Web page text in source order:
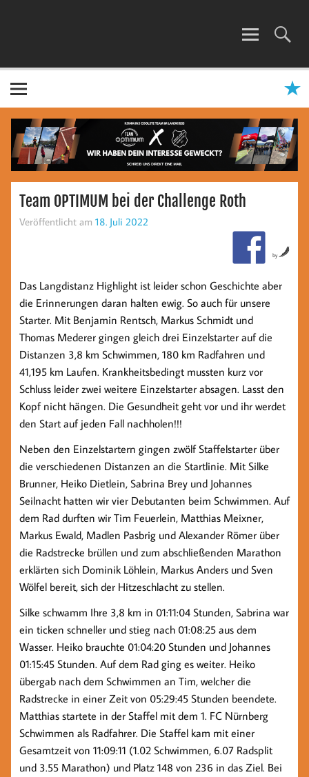
Team OPTIMUM bei der Challenge Roth
Veröffentlicht am 18. Juli 2022
by
Das Langdistanz Highlight ist leider schon Geschichte aber
die Erinnerungen daran halten ewig. So auch für unsere
Starter. Mit Benjamin Rentsch, Markus Schmidt und
Thomas Mederer gingen gleich drei Einzelstarter auf die
Distanzen 3,8 km Schwimmen, 180 km Radfahren und
41,195 km Laufen. Krankheitsbedingt mussten kurz vor
Schluss leider zwei weitere Einzelstarter absagen. Lasst den
Kopf nicht hängen. Die Gesundheit geht vor und ihr werdet
den Start auf jeden Fall nachholen!!!
Neben den Einzelstartern gingen zwölf Staffelstarter über
die verschiedenen Distanzen an die Startlinie. Mit Silke
Brunner, Heiko Dietlein, Sabrina Brey und Johannes
Seilnacht hatten wir vier Debutanten beim Schwimmen. Auf
dem Rad durften wir Tim Feuerlein, Matthias Meixner,
Markus Ewald, Madlen Pasbrig und Alexander Römer über
die Radstrecke brüllen und zum abschließenden Marathon
erklärten sich Dominik Löhlein, Markus Anders und Sven
Wölfel bereit, sich der Hitzeschlacht zu stellen.
Silke schwamm Ihre 3,8 km in 01:11:04 Stunden, Sabrina war
ein ticken schneller und stieg nach 01:08:25 aus dem
Wasser. Heiko brauchte 01:04:20 Stunden und Johannes
01:15:45 Stunden. Auf dem Rad ging es weiter. Heiko
übergab nach dem Schwimmen an Tim, welcher die
Radstrecke in einer Zeit von 05:29:45 Stunden beendete.
Matthias startete in der Staffel mit dem 1. FC Nürnberg
Schwimmen als Radfahrer. Die Staffel kam mit einer
Gesamtzeit von 11:09:11 (1.02 Schwimmen, 6.07 Radsplit
und 3.55 Marathon) und Platz 148 von 236 in das Ziel. Bei